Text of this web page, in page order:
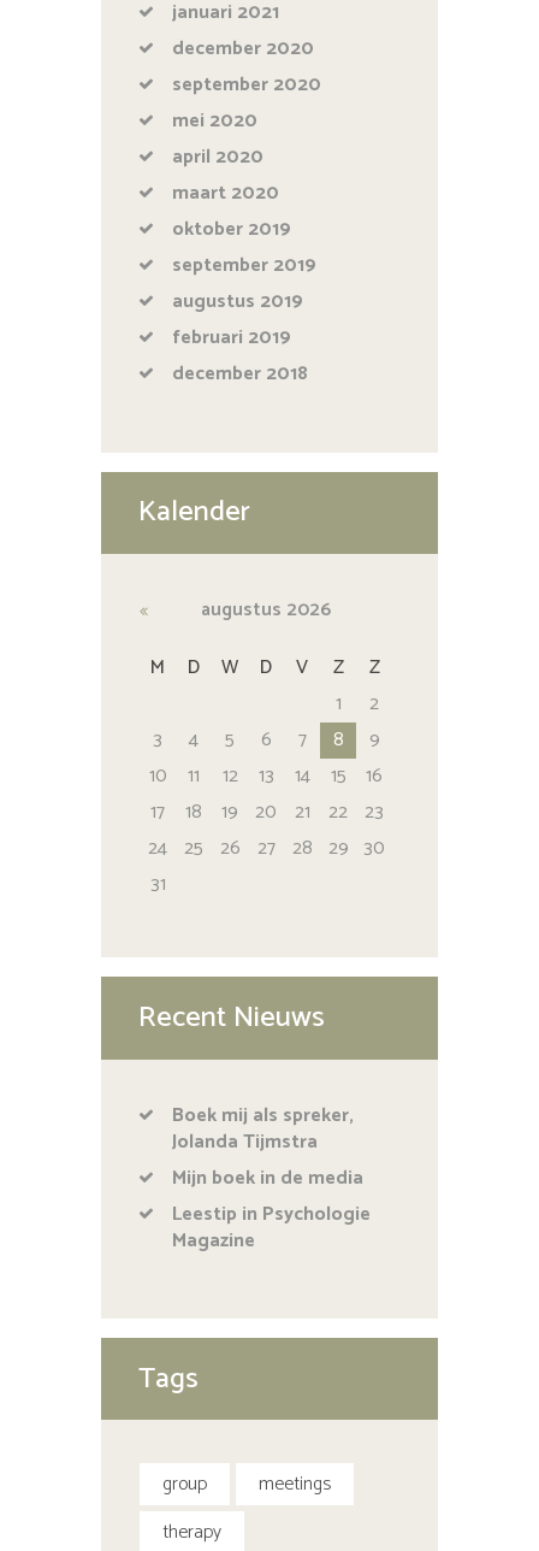
januari 2021
december2020
september2020
mei 2020
april 2020
maart2020
oktober2019
september2019
augustus 2019
februari 2019
december2018
Kalender
augustus 2026
M
D W D V Z
Z
1
2
3
4 5 6 7 8
9
10
11 12 13 14 15
16
17
18 19 20 21 22 23
24 25 26 27 28 29 30
31
Recent Nieuws
Boek mij als spreker,
Jolanda Tijmstra
Mijn boek in de media
Leestip in Psychologie
Magazine
Tags
group
meetings
therapy